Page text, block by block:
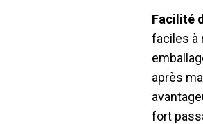
Facilité
faciles à
après
fort